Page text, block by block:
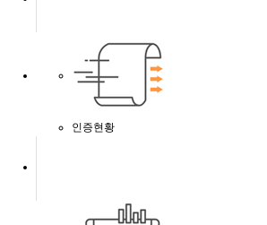
인증현황